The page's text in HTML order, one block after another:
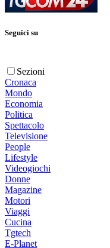
Seguici su
Sezioni
Cronaca
Mondo
Economia
Politica
Spettacolo
Televisione
People
Lifestyle
Videogiochi
Donne
Magazine
Motori
Viaggi
Cucina
Tgtech
E-Planet